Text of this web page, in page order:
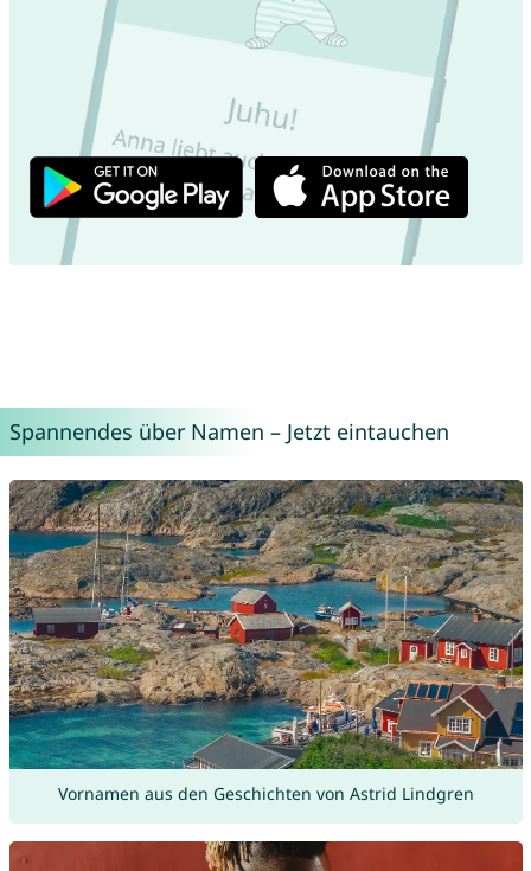
Spannendes über Namen – Jetzt eintauchen
Vornamen aus den Geschichten von Astrid Lindgren